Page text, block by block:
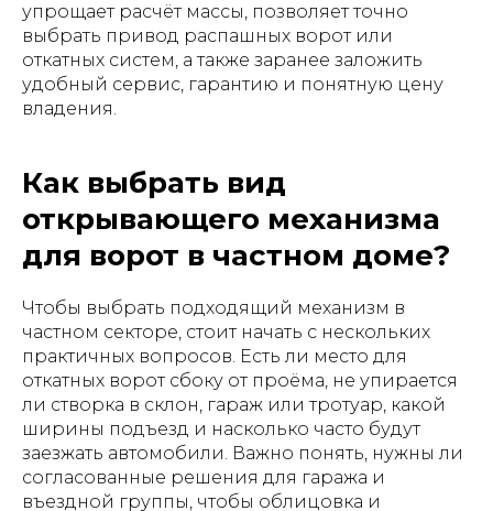
упрощает расчёт массы, позволяет точно
выбрать привод распашных ворот или
откатных систем, а также заранее заложить
удобный сервис, гарантию и понятную цену
владения.
Как выбрать вид
открывающего механизма
для ворот в частном доме?
Чтобы выбрать подходящий механизм в
частном секторе, стоит начать с нескольких
практичных вопросов. Есть ли место для
откатных ворот сбоку от проёма, не упирается
ли створка в склон, гараж или тротуар, какой
ширины подъезд и насколько часто будут
заезжать автомобили. Важно понять, нужны ли
согласованные решения для гаража и
въездной группы, чтобы облицовка и